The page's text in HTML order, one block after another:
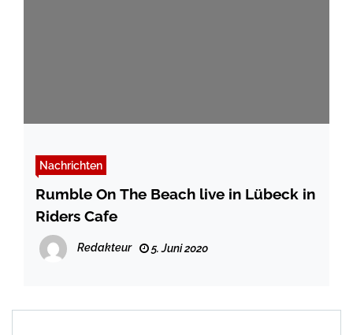
Nachrichten
Rumble On The Beach live in Lübeck in
Riders Cafe
Redakteur 5. Juni 2020